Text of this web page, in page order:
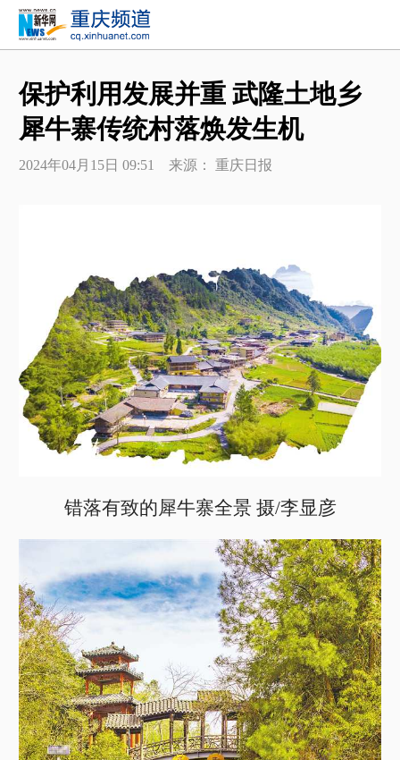
保护利用发展并重 武隆土地乡
犀牛寨传统村落焕发生机
2024年04月15日 09:51 来源： 重庆日报
错落有致的犀牛寨全景 摄/李显彦